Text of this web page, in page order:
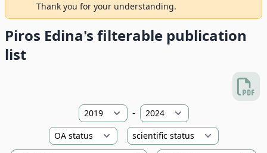
Thank you for your understanding.
Piros Edina's filterable publication
list
-